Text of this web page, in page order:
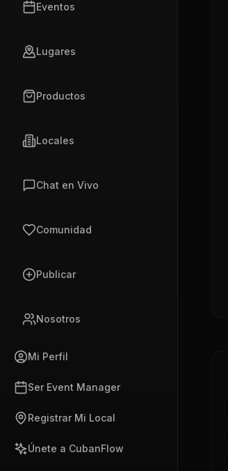
Eventos
Lugares
Productos
Locales
Chat en Vivo
Comunidad
Publicar
Nosotros
Mi Perfil
Ser Event Manager
Registrar Mi Local
Únete a CubanFlow